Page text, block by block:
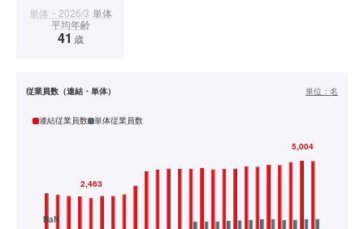
単体・2026/3 単体
平均年齢
41 歳
従業員数（連結・単体） 単位： 名
連結従業員数 単体従業員数